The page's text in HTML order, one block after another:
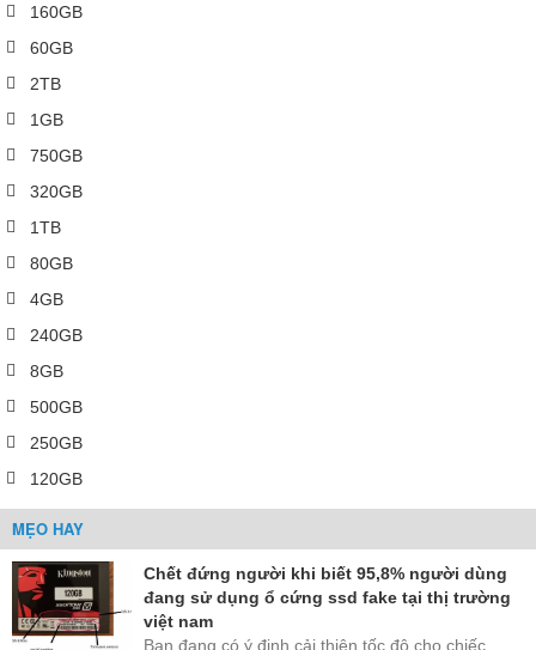
160GB
60GB
2TB
1GB
750GB
320GB
1TB
80GB
4GB
240GB
8GB
500GB
250GB
120GB
MẸO HAY
Chết đứng người khi biết 95,8% người dùng
đang sử dụng ổ cứng ssd fake tại thị trường
việt nam
Bạn đang có ý định cải thiện tốc độ cho chiếc